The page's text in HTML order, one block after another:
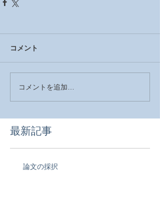
コメント
コメントを追加…
最新記事
論文の採択